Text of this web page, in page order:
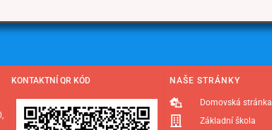
KONTAKTNÍ QR KÓD NAŠE STRÁNKY
Domovská stránka
Základní škola